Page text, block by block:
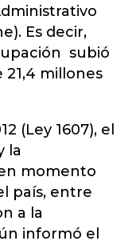
Es decir,
subió
21,4 millones
(Ley 1607), el
la
momento
país, entre
a la
informó el